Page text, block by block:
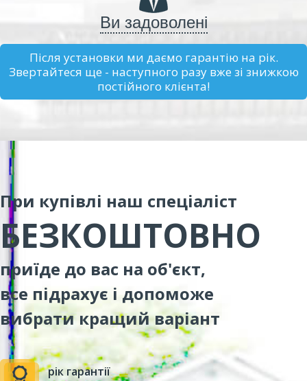
Ви задоволені
Після установки ми даємо гарантію на рік.
Звертайтеся ще - наступного разу вже зі знижкою
постійного клієнта!
При купівлі наш спеціаліст
БЕЗКОШТОВНО
приїде до вас на об'єкт,
все підрахує і допоможе
вибрати кращий варіант
рік гарантії